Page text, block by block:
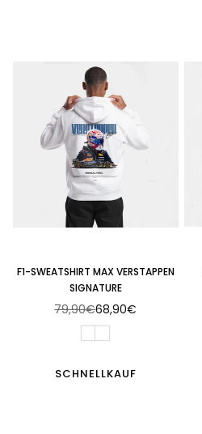
F1-SWEATSHIRT MAX VERSTAPPEN
SIGNATURE
Normaler
79,90€68,90€
SCHNELLKAUF